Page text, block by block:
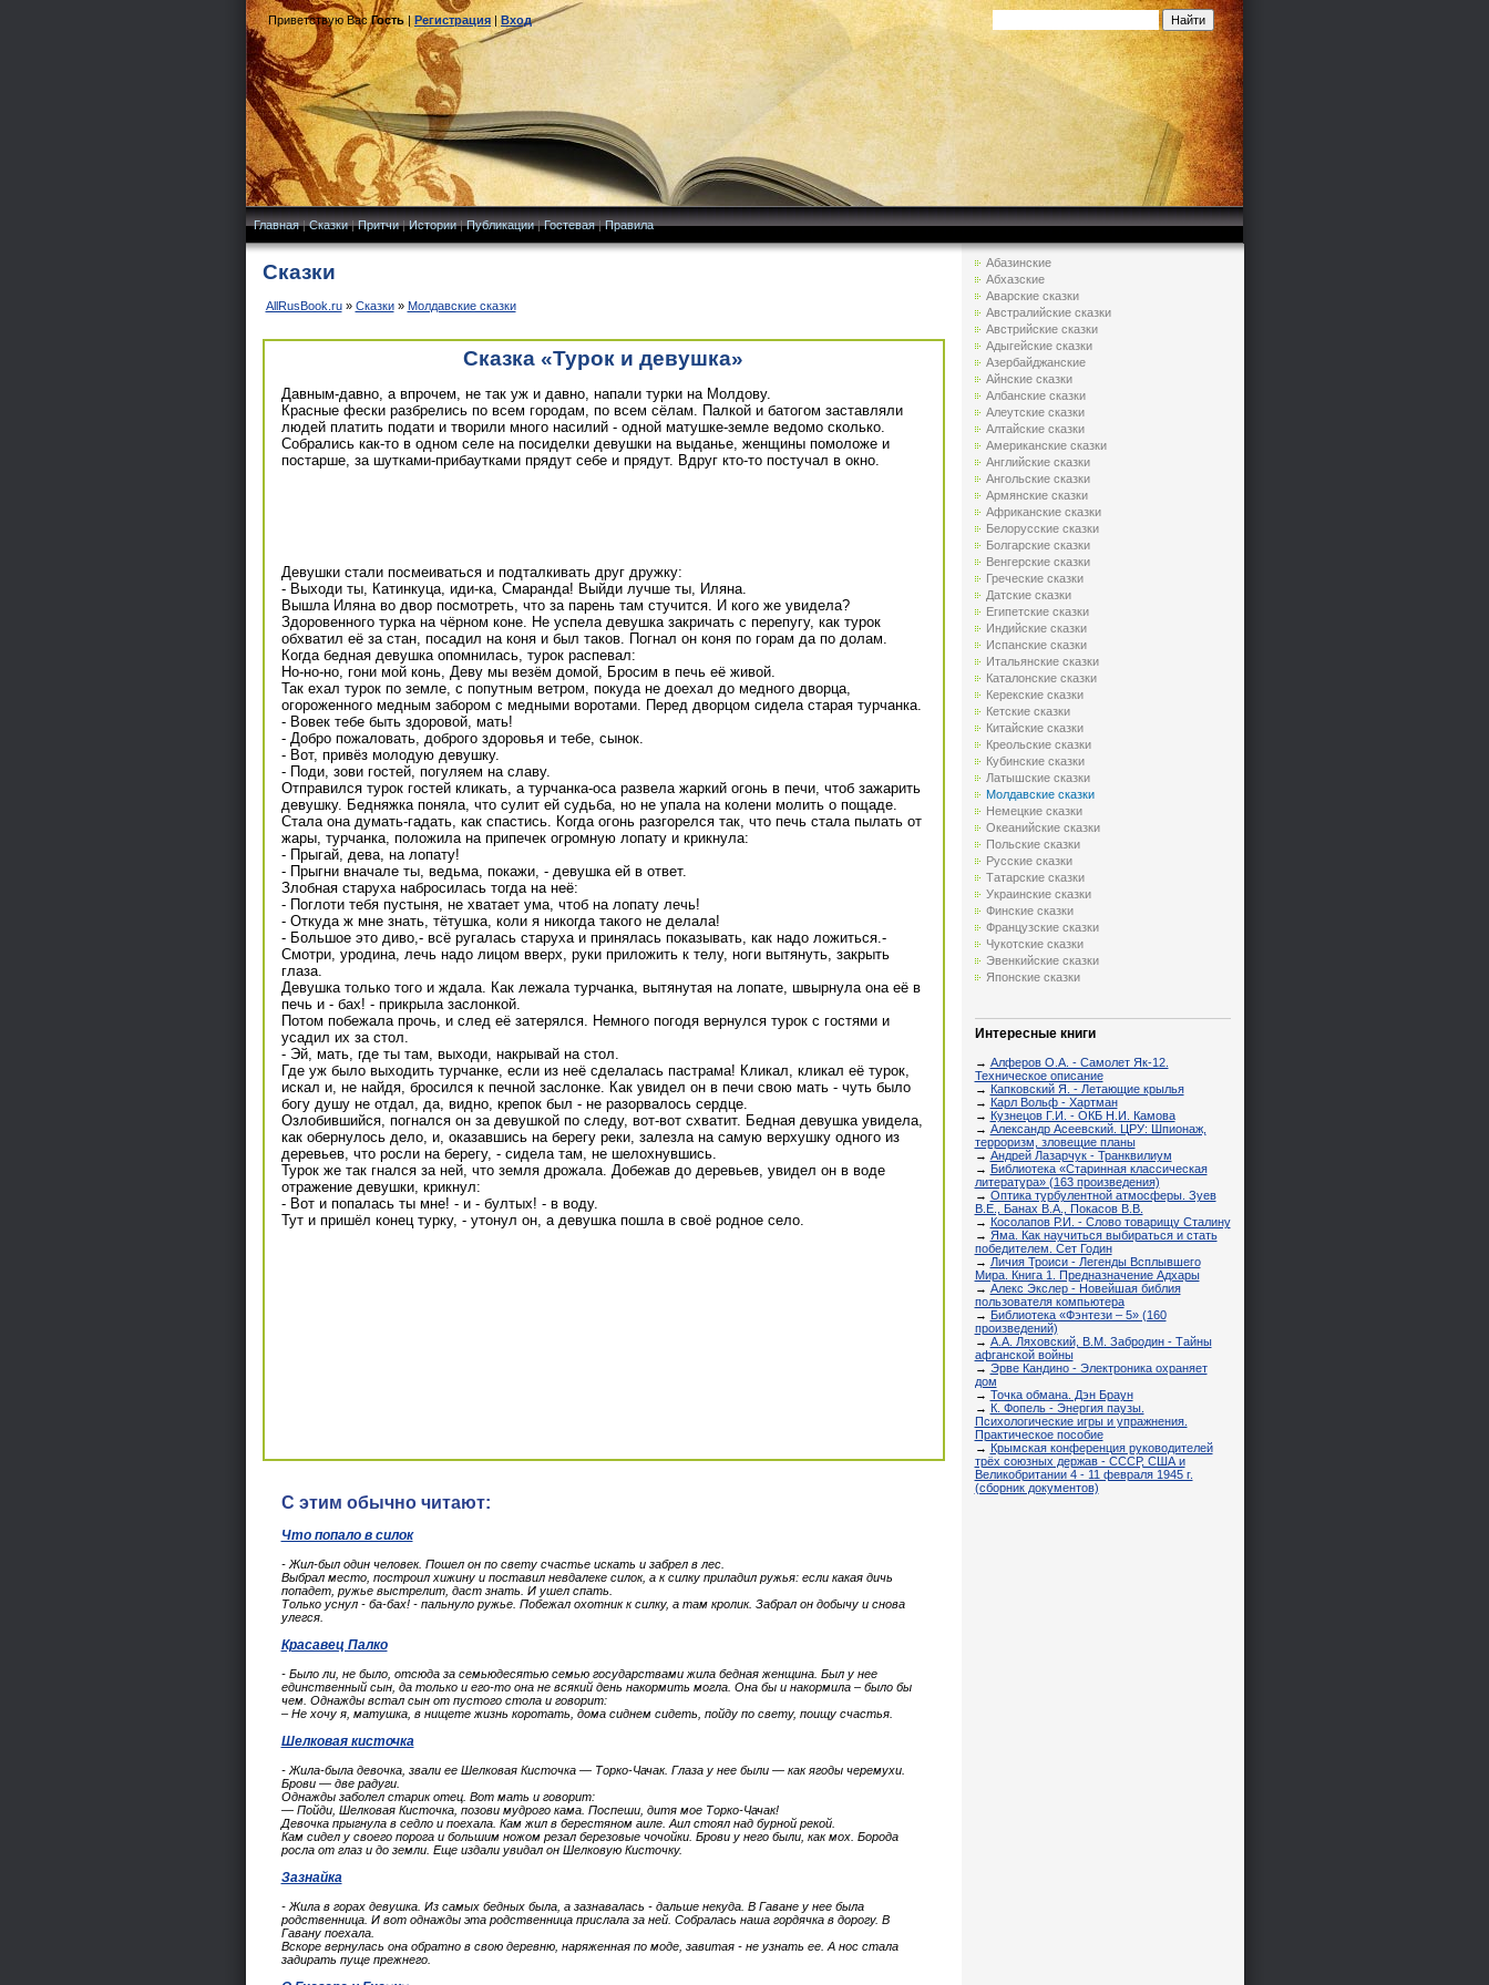
Приветствую Вас Гость|Регистрация|Вход
Главная|Сказки|Притчи|Истории|Публикации|Гостевая|Правила
Сказки
AllRusBook.ru» Сказки» Молдавские сказки
Сказка «Турок и девушка»
Давным-давно, а впрочем, не так уж и давно, напали турки на Молдову.
Красные фески разбрелись по всем городам, по всем сёлам. Палкой и батогом заставляли
людей платить подати и творили много насилий - одной матушке-земле ведомо сколько.
Собрались как-то в одном селе на посиделки девушки на выданье, женщины помоложе и
постарше, за шутками-прибаутками прядут себе и прядут. Вдруг кто-то постучал в окно.
Девушки стали посмеиваться и подталкивать друг дружку:
- Выходи ты, Катинкуца, иди-ка, Смаранда! Выйди лучше ты, Иляна.
Вышла Иляна во двор посмотреть, что за парень там стучится. И кого же увидела?
Здоровенного турка на чёрном коне. Не успела девушка закричать с перепугу, как турок
обхватил её за стан, посадил на коня и был таков. Погнал он коня по горам да по долам.
Когда бедная девушка опомнилась, турок распевал:
Но-но-но, гони мой конь, Деву мы везём домой, Бросим в печь её живой.
Так ехал турок по земле, с попутным ветром, покуда не доехал до медного дворца,
огороженного медным забором с медными воротами. Перед дворцом сидела старая турчанка.
- Вовек тебе быть здоровой, мать!
- Добро пожаловать, доброго здоровья и тебе, сынок.
- Вот, привёз молодую девушку.
- Поди, зови гостей, погуляем на славу.
Отправился турок гостей кликать, а турчанка-оса развела жаркий огонь в печи, чтоб зажарить
девушку. Бедняжка поняла, что сулит ей судьба, но не упала на колени молить о пощаде.
Стала она думать-гадать, как спастись. Когда огонь разгорелся так, что печь стала пылать от
жары, турчанка, положила на припечек огромную лопату и крикнула:
- Прыгай, дева, на лопату!
- Прыгни вначале ты, ведьма, покажи, - девушка ей в ответ.
Злобная старуха набросилась тогда на неё:
- Поглоти тебя пустыня, не хватает ума, чтоб на лопату лечь!
- Откуда ж мне знать, тётушка, коли я никогда такого не делала!
- Большое это диво,- всё ругалась старуха и принялась показывать, как надо ложиться.-
Смотри, уродина, лечь надо лицом вверх, руки приложить к телу, ноги вытянуть, закрыть
глаза.
Девушка только того и ждала. Как лежала турчанка, вытянутая на лопате, швырнула она её в
печь и - бах! - прикрыла заслонкой.
Потом побежала прочь, и след её затерялся. Немного погодя вернулся турок с гостями и
усадил их за стол.
- Эй, мать, где ты там, выходи, накрывай на стол.
Где уж было выходить турчанке, если из неё сделалась пастрама! Кликал, кликал её турок,
искал и, не найдя, бросился к печной заслонке. Как увидел он в печи свою мать - чуть было
богу душу не отдал, да, видно, крепок был - не разорвалось сердце.
Озлобившийся, погнался он за девушкой по следу, вот-вот схватит. Бедная девушка увидела,
как обернулось дело, и, оказавшись на берегу реки, залезла на самую верхушку одного из
деревьев, что росли на берегу, - сидела там, не шелохнувшись.
Турок же так гнался за ней, что земля дрожала. Добежав до деревьев, увидел он в воде
отражение девушки, крикнул:
- Вот и попалась ты мне! - и - бултых! - в воду.
Тут и пришёл конец турку, - утонул он, а девушка пошла в своё родное село.
С этим обычно читают:
Что попало в силок
- Жил-был один человек. Пошел он по свету счастье искать и забрел в лес.
Выбрал место, построил хижину и поставил невдалеке силок, а к силку приладил ружья: если какая дичь
попадет, ружье выстрелит, даст знать. И ушел спать.
Только уснул - ба-бах! - пальнуло ружье. Побежал охотник к силку, а там кролик. Забрал он добычу и снова
улегся.
Красавец Палко
- Было ли, не было, отсюда за семьюдесятью семью государствами жила бедная женщина. Был у нее
единственный сын, да только и его-то она не всякий день накормить могла. Она бы и накормила – было бы
чем. Однажды встал сын от пустого стола и говорит:
– Не хочу я, матушка, в нищете жизнь коротать, дома сиднем сидеть, пойду по свету, поищу счастья.
Шелковая кисточка
- Жила-была девочка, звали ее Шелковая Кисточка — Торко-Чачак. Глаза у нее были — как ягоды черемухи.
Брови — две радуги.
Однажды заболел старик отец. Вот мать и говорит:
— Пойди, Шелковая Кисточка, позови мудрого кама. Поспеши, дитя мое Торко-Чачак!
Девочка прыгнула в седло и поехала. Кам жил в берестяном аиле. Аил стоял над бурной рекой.
Кам сидел у своего порога и большим ножом резал березовые чочойки. Брови у него были, как мох. Борода
росла от глаз и до земли. Еще издали увидал он Шелковую Кисточку.
Зазнайка
- Жила в горах девушка. Из самых бедных была, а зазнавалась - дальше некуда. В Гаване у нее была
родственница. И вот однажды эта родственница прислала за ней. Собралась наша гордячка в дорогу. В
Гавану поехала.
Вскоре вернулась она обратно в свою деревню, наряженная по моде, завитая - не узнать ее. А нос стала
задирать пуще прежнего.
Абазинские
Абхазские
Аварские сказки
Австралийские сказки
Австрийские сказки
Адыгейские сказки
Азербайджанские
Айнские сказки
Албанские сказки
Алеутские сказки
Алтайские сказки
Американские сказки
Английские сказки
Ангольские сказки
Армянские сказки
Африканские сказки
Белорусские сказки
Болгарские сказки
Венгерские сказки
Греческие сказки
Датские сказки
Египетские сказки
Индийские сказки
Испанские сказки
Итальянские сказки
Каталонские сказки
Керекские сказки
Кетские сказки
Китайские сказки
Креольские сказки
Кубинские сказки
Латышские сказки
Молдавские сказки
Немецкие сказки
Океанийские сказки
Польские сказки
Русские сказки
Татарские сказки
Украинские сказки
Финские сказки
Французские сказки
Чукотские сказки
Эвенкийские сказки
Японские сказки
Интересные книги
→ Алферов О.А. - Самолет Як-12.
Техническое описание
→ Капковский Я. - Летающие крылья
→ Карл Вольф - Хартман
→ Кузнецов Г.И. - ОКБ Н.И. Камова
→ Александр Асеевский. ЦРУ: Шпионаж,
терроризм, зловещие планы
→ Андрей Лазарчук - Транквилиум
→ Библиотека «Старинная классическая
литература» (163 произведения)
→ Оптика турбулентной атмосферы. Зуев
В.Е., Банах В.А., Покасов В.В.
→ Косолапов Р.И. - Слово товарищу Сталину
→ Яма. Как научиться выбираться и стать
победителем. Сет Годин
→ Личия Троиси - Легенды Всплывшего
Мира. Книга 1. Предназначение Адхары
→ Алекс Экслер - Новейшая библия
пользователя компьютера
→ Библиотека «Фэнтези – 5» (160
произведений)
→ А.А. Ляховский, В.М. Забродин - Тайны
афганской войны
→ Эрве Кандино - Электроника охраняет
дом
→ Точка обмана. Дэн Браун
→ К. Фопель - Энергия паузы.
Психологические игры и упражнения.
Практическое пособие
→ Крымская конференция руководителей
трёх союзных держав - СССР, США и
Великобритании 4 - 11 февраля 1945 г.
(сборник документов)